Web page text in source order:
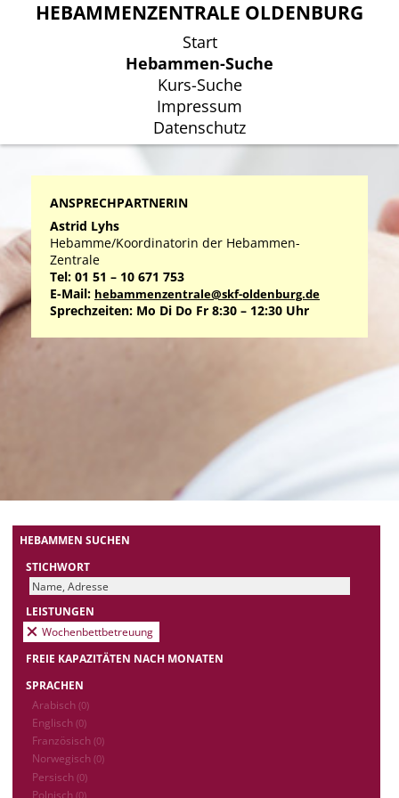
HEBAMMENZENTRALE OLDENBURG
Start
Hebammen-Suche
Kurs-Suche
Impressum
Datenschutz
HEBAMMENZENTRALE OLDENBURG
Start
Hebammen-Suche
Kurs-Suche
Impressum
Datenschutz
ANSPRECHPARTNERIN
Astrid Lyhs
Hebamme/Koordinatorin der Hebammen-
Zentrale
Tel: 01 51 – 10 671 753
E-Mail: hebammenzentrale@skf-oldenburg.de
Sprechzeiten: Mo Di Do Fr 8:30 – 12:30 Uhr
HEBAMMEN SUCHEN
STICHWORT
LEISTUNGEN
Wochenbettbetreuung
FREIE KAPAZITÄTEN NACH MONATEN
SPRACHEN
Arabisch (0)
Englisch (0)
Französisch (0)
Norwegisch (0)
Persisch (0)
Polnisch (0)